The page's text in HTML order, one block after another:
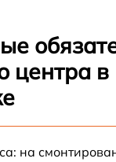
центра в
на